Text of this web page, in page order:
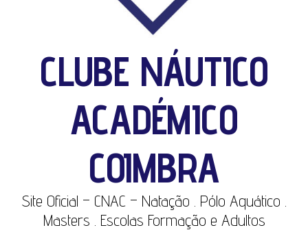
CLUBE NÁUTICO
ACADÉMICO
COIMBRA
Site Oficial – CNAC – Natação . Pólo Aquático .
Masters . Escolas Formação e Adultos